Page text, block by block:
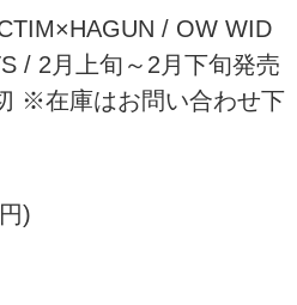
/ OW WID
/ 2月上旬～2月下旬発売
※在庫はお問い合わせ下
)